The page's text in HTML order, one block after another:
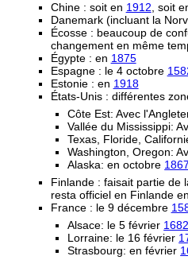
Chine : soit en 1912, soit
Danemark (incluant la
Écosse : beaucoup de
changement en même
Égypte : en 1875
Espagne : le 4 octobre
Estonie : en 1918
États-Unis : différentes
Côte Est: Avec
Vallée du Mississippi:
Texas, Floride,
Washington, Oregon:
Alaska: en octobre 1867
Finlande : faisait partie de
resta officiel en Finlande
France : le 9 décembre
Alsace: le 5 février 1682
Lorraine: le 16 février
Strasbourg: en février